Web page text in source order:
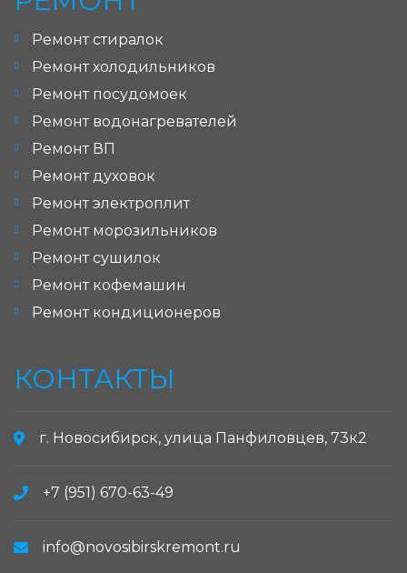
Ремонт стиралок
Ремонт холодильников
Ремонт посудомоек
Ремонт водонагревателей
Ремонт ВП
Ремонт духовок
Ремонт электроплит
Ремонт морозильников
Ремонт сушилок
Ремонт кофемашин
Ремонт кондиционеров
КОНТАКТЫ
г. Новосибирск, улица Панфиловцев, 73к2
+7 (951) 670-63-49
info@novosibirskremont.ru